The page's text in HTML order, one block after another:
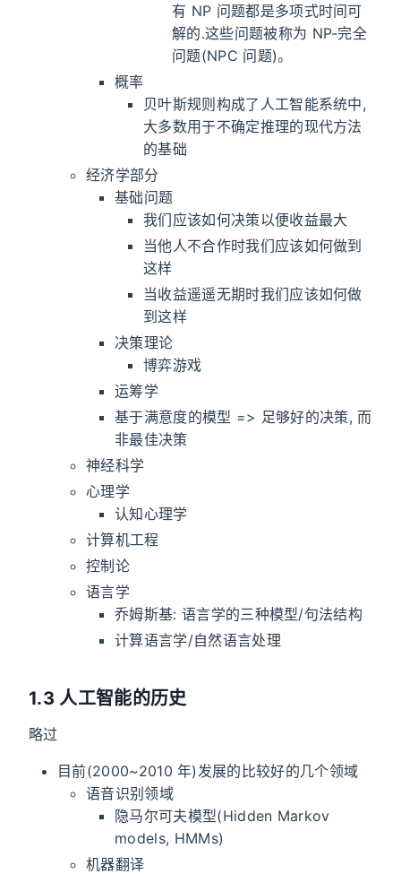
有 NP 问题都是多项式时间可
解的.这些问题被称为 NP-完全
问题(NPC 问题)。
概率
贝叶斯规则构成了人工智能系统中,
大多数用于不确定推理的现代方法
的基础
经济学部分
基础问题
我们应该如何决策以便收益最大
当他人不合作时我们应该如何做到
这样
当收益遥遥无期时我们应该如何做
到这样
决策理论
博弈游戏
运筹学
基于满意度的模型 => 足够好的决策, 而
非最佳决策
神经科学
心理学
认知心理学
计算机工程
控制论
语言学
乔姆斯基: 语言学的三种模型/句法结构
计算语言学/自然语言处理
1.3 人工智能的历史
略过
目前(2000~2010 年)发展的比较好的几个领域
语音识别领域
隐马尔可夫模型(Hidden Markov
models, HMMs)
机器翻译